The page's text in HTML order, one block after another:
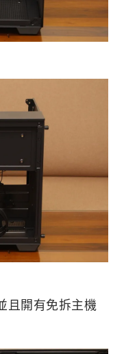
且開有免拆主機